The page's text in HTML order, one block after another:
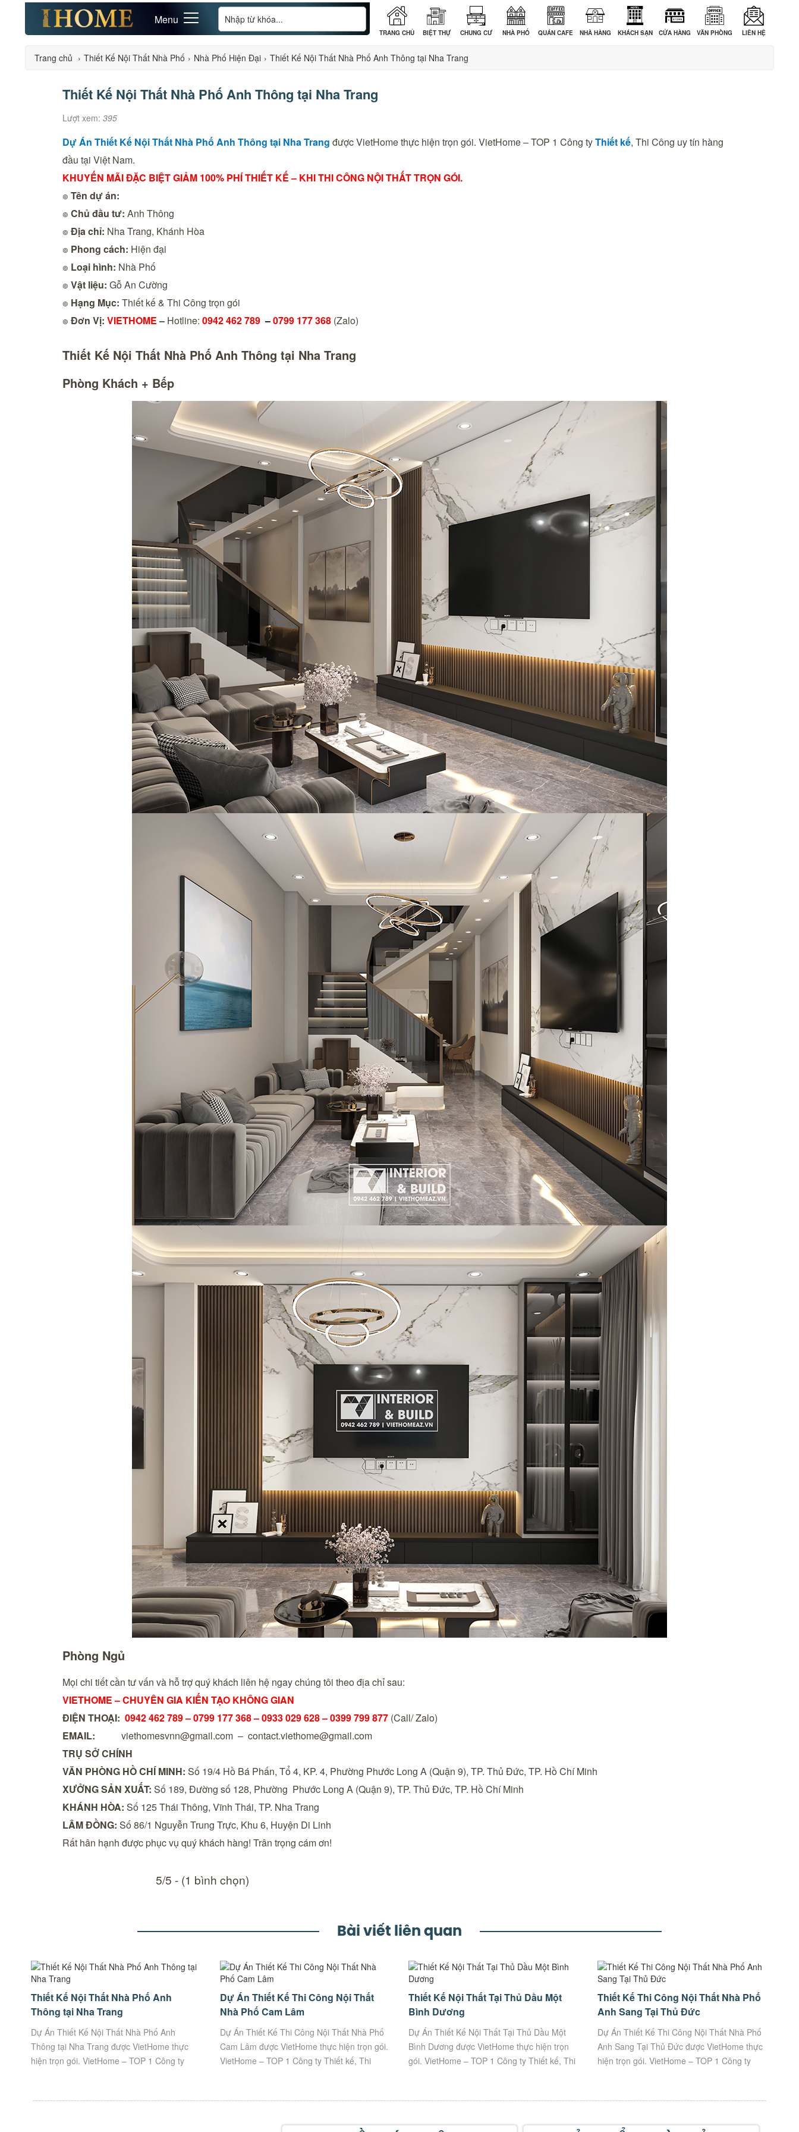
Menu
TRANG CHỦ BIỆT THỰ CHUNG CƯ NHÀ PHỐ QUÁN CAFE NHÀ HÀNG KHÁCH SẠN CỬA HÀNG VĂN PHÒNG LIÊN HỆ
Trang chủ › Thiết Kế Nội Thất Nhà Phố › Nhà Phố Hiện Đại › Thiết Kế Nội Thất Nhà Phố Anh Thông tại Nha Trang
Thiết Kế Nội Thất Nhà Phố Anh Thông tại Nha Trang
Lượt xem: 395
Dự Án Thiết Kế Nội Thất Nhà Phố Anh Thông tại Nha Trang được VietHome thực hiện trọn gói. VietHome – TOP 1 Công tyThiết kế, Thi Công uy tín hàng
đầu tại Việt Nam.
KHUYẾN MÃI ĐẶC BIỆT GIẢM 100% PHÍ THIẾT KẾ – KHI THI CÔNG NỘI THẤT TRỌN GÓI.
๏ Tên dự án:
๏ Chủ đầu tư: Anh Thông
๏ Địa chỉ: Nha Trang, Khánh Hòa
๏ Phong cách: Hiện đại
๏ Loại hình: Nhà Phố
๏ Vật liệu: Gỗ An Cường
๏ Hạng Mục: Thiết kế & Thi Công trọn gói
๏ Đơn Vị: VIETHOME– Hotline: 0942 462 789–0799 177 368 (Zalo)
Thiết Kế Nội Thất Nhà Phố Anh Thông tại Nha Trang
Phòng Khách + Bếp
Phòng Ngủ
Mọi chi tiết cần tư vấn và hỗ trợ quý khách liên hệ ngay chúng tôi theo địa chỉ sau:
VIETHOME – CHUYÊN GIA KIẾN TẠO KHÔNG GIAN
ĐIỆN THOẠI: 0942 462 789 –0799 177 368 – 0933 029 628 – 0399 799 877 (Call/ Zalo)
EMAIL: viethomesvnn@gmail.com – contact.viethome@gmail.com
TRỤ SỞ CHÍNH
VĂN PHÒNG HỒ CHÍ MINH: Số 19/4 Hồ Bá Phấn, Tổ 4, KP. 4, Phường Phước Long A (Quận 9), TP. Thủ Đức, TP. Hồ Chí Minh
XƯỞNG SẢN XUẤT: Số 189, Đường số 128, Phường Phước Long A (Quận 9), TP. Thủ Đức, TP. Hồ Chí Minh
KHÁNH HÒA: Số 125 Thái Thông, Vĩnh Thái, TP. Nha Trang
LÂM ĐỒNG: Số 86/1 Nguyễn Trung Trực, Khu 6, Huyện Di Linh
Rất hân hạnh được phục vụ quý khách hàng! Trân trọng cám ơn!
5/5 - (1 bình chọn)
Bài viết liên quan
Thiết Kế Nội Thất Nhà Phố Anh
Thông tại Nha Trang
Dự Án Thiết Kế Nội Thất Nhà Phố Anh
Thông tại Nha Trang được VietHome thực
hiện trọn gói. VietHome – TOP 1 Công ty
Dự Án Thiết Kế Thi Công Nội Thất
Nhà Phố Cam Lâm
Dự Án Thiết Kế Thi Công Nội Thất Nhà Phố
Cam Lâm được VietHome thực hiện trọn gói.
VietHome – TOP 1 Công ty Thiết kế, Thi
Thiết Kế Nội Thất Tại Thủ Dầu Một
Bình Dương
Dự Án Thiết Kế Nội Thất Tại Thủ Dầu Một
Bình Dương được VietHome thực hiện trọn
gói. VietHome – TOP 1 Công ty Thiết kế, Thi
Thiết Kế Thi Công Nội Thất Nhà Phố
Anh Sang Tại Thủ Đức
Dự Án Thiết Kế Thi Công Nội Thất Nhà Phố
Anh Sang Tại Thủ Đức được VietHome thực
hiện trọn gói. VietHome – TOP 1 Công ty